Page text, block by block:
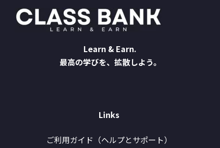
Learn & Earn.
最高の学びを、拡散しよう。
Links
ご利用ガイド（ヘルプとサポート）